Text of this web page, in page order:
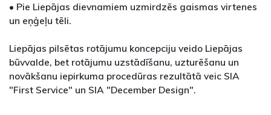
• Pie Liepājas dievnamiem uzmirdzēs gaismas virtenes
un eņģeļu tēli.
Liepājas pilsētas rotājumu koncepciju veido Liepājas
būvvalde, bet rotājumu uzstādīšanu, uzturēšanu un
novākšanu iepirkuma procedūras rezultātā veic SIA
"First Service" un SIA "December Design".